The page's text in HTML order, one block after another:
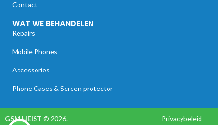
Contact
WAT WE BEHANDELEN
Repairs
Mobile Phones
Accessories
Phone Cases & Screen protector
GSM HEIST © 2026. Privacybeleid